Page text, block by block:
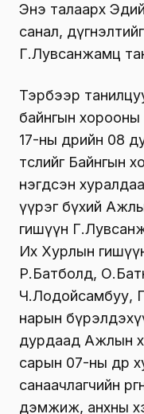
Энэ талаарх
санал, дүгнэлтийг
Г.Лувсанжамц
Тэрбээр
байнгын
17-ны өдрийн 08
төслийг Байнгын
нэгдсэн
үүрэг бүхий
гишүүн
Их Хурлын
Р.Батболд,
Ч.Лодойсамбуу,
нарын
дурдаад Ажлын
сарын 07-ны өдөр
санаачлагчийн
дэмжиж, анхны